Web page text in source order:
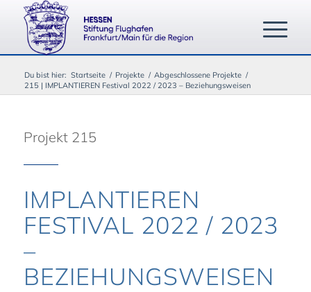
Du bist hier: Startseite / Projekte / Abgeschlossene Projekte /
215 | IMPLANTIEREN Festival 2022 / 2023 – Beziehungsweisen
Projekt 215
IMPLANTIEREN
FESTIVAL 2022 / 2023
–
BEZIEHUNGSWEISEN